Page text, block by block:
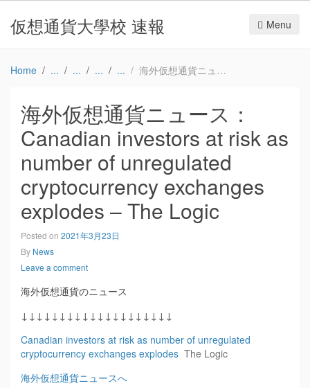
仮想通貨大學校 速報 Menu
Home 海外仮想通貨ニュース：Canadian investors at risk as number of unregulated cryptocurrency exchanges explodes – The Logic
海外仮想通貨ニュース：
Canadian investors at risk as
number of unregulated
cryptocurrency exchanges
explodes – The Logic
Posted on 2021年3月23日
By News
Leave a comment
海外仮想通貨のニュース
↓↓↓↓↓↓↓↓↓↓↓↓↓↓↓↓↓↓↓↓
Canadian investors at risk as number of unregulated
cryptocurrency exchanges explodes The Logic
海外仮想通貨ニュースへ